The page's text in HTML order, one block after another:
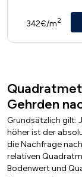
342€/m2
Gehrden
Grundsätzlich gilt:
höher ist der
die Nachfrage
relativen
Bodenwert und